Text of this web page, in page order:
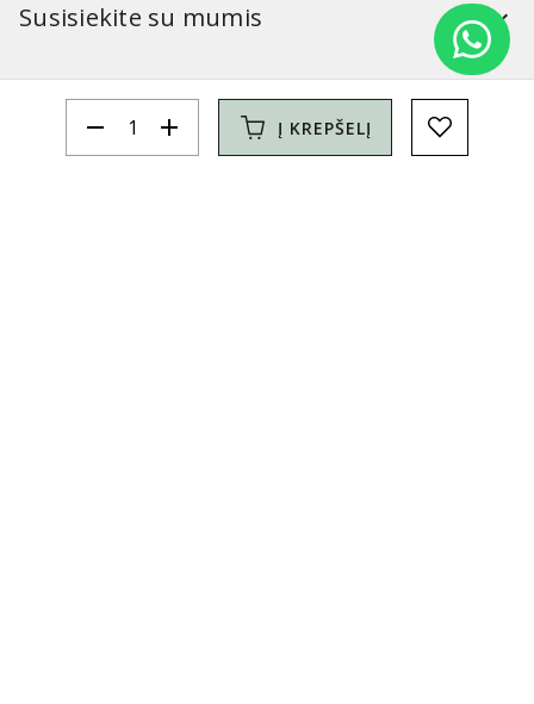
remove add Į KREPŠELĮ
Susisiekite su mumis
Mūsų parduotuvės: